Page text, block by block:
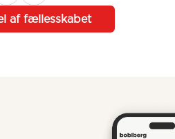
af fællesskabet